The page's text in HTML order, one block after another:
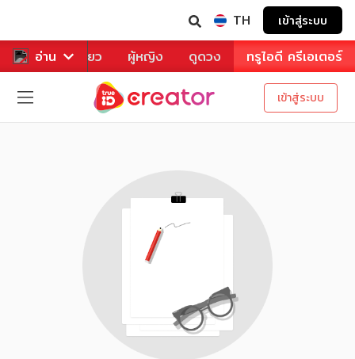
TH เข้าสู่ระบบ
อ่าน
หาร ท่องเที่ยว ผู้หญิง ดูดวง ทรูไอดี ครีเอเตอร์
เข้าสู่ระบบ